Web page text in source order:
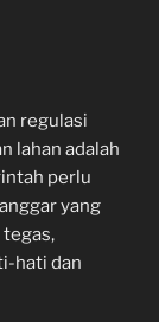
regulasi
lahan adalah
perlu
yang
tegas,
hati dan